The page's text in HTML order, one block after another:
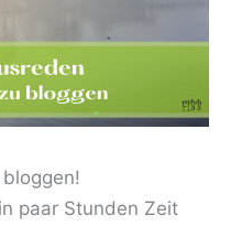
paar Stunden Zeit